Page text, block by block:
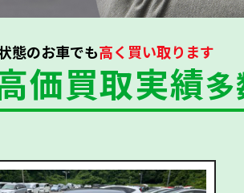
態のお車でも高く買い取ります
価買取実績多